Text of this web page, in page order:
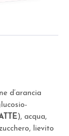
d’arancia
), acqua,
lievito